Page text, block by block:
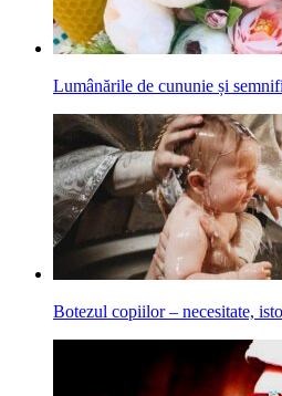
Lumânările de cununie și
Botezul copiilor – necesitate,